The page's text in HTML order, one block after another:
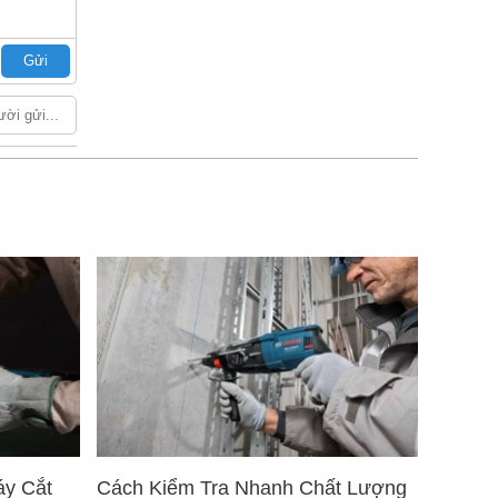
Gửi
Cắt
Cách Kiểm Tra Nhanh Chất Lượng